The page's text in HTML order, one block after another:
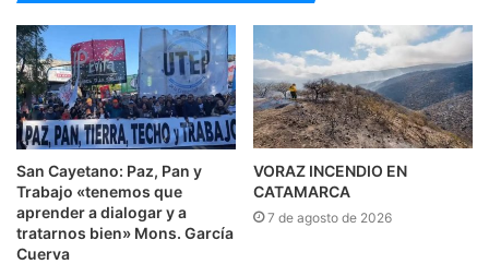
San Cayetano: Paz, Pan y
Trabajo «tenemos que
aprender a dialogar y a
tratarnos bien» Mons. García
Cuerva
VORAZ INCENDIO EN
CATAMARCA
7 de agosto de 2026